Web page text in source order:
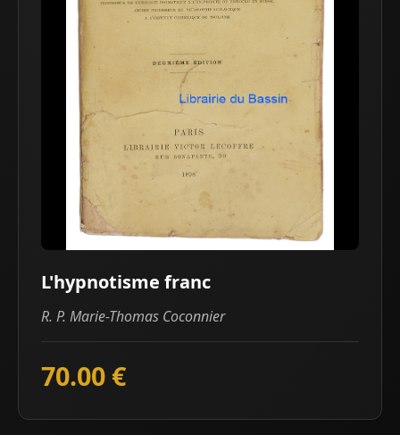
L'hypnotisme franc
R. P. Marie-Thomas Coconnier
70.00 €